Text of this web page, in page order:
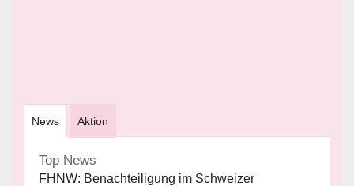
News Aktion
Top News
FHNW: Benachteiligung im Schweizer